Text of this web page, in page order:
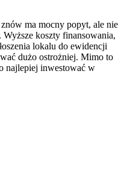
ma mocny popyt, ale nie
Wyższe koszty finansowania,
lokalu do ewidencji
dużo ostrożniej. Mimo to
najlepiej inwestować w